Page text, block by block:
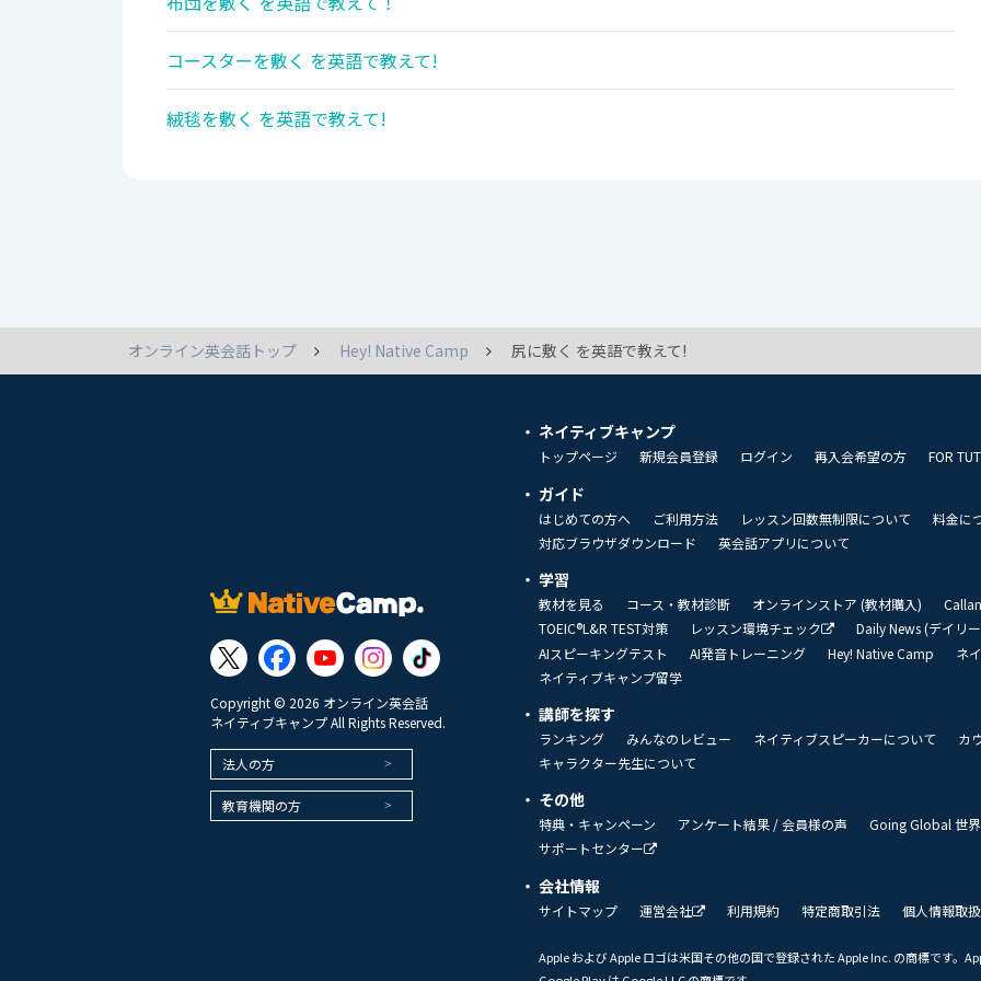
コースターを敷く を英語で教えて!
絨毯を敷く を英語で教えて!
オンライン英会話トップ Hey! Native Camp 尻に敷く を英語で教えて!
Copyright © 2026 オンライン英会話
ネイティブキャンプ All Rights Reserved.
法人の方
教育機関の方
ネイティブキャンプ
トップページ 新規会員登録 ログイン 再入会希望の方 FOR
ガイド
はじめての方へ ご利用方法 レッスン回数無制限について
料金に
対応ブラウザダウンロード
英会話アプリについて
学習
教材を見る コース・教材診断 オンラインストア (教材購入)
TOEIC®L&R TEST対策
レッスン環境チェック
Daily News (デイリ
AIスピーキングテスト
AI発音トレーニング Hey! Native Camp
ネ
ネイティブキャンプ留学
講師を探す
ランキング みんなのレビュー ネイティブスピーカーについて
カ
キャラクター先生について
その他
特典・キャンペーン アンケート結果 / 会員様の声
Going Global 世
サポートセンター
会社情報
サイトマップ 運営会社 利用規約 特定商取引法 個人情報取
Apple および Apple ロゴは米国その他の国で登録された Apple Inc. の商標です。